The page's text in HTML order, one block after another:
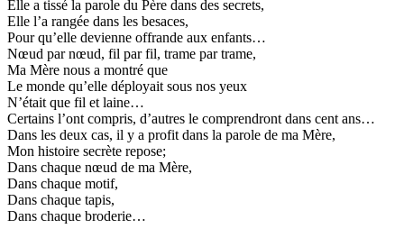
Elle a tissé la parole du Père dans des secrets,
Elle l’a rangée dans les besaces,
Pour qu’elle devienne offrande aux enfants…
Nœud par nœud, fil par fil, trame par trame,
Ma Mère nous a montré que
Le monde qu’elle déployait sous nos yeux
N’était que fil et laine…
Certains l’ont compris, d’autres le comprendront dans cent ans…
Dans les deux cas, il y a profit dans la parole de ma Mère,
Mon histoire secrète repose;
Dans chaque nœud de ma Mère,
Dans chaque motif,
Dans chaque tapis,
Dans chaque broderie…